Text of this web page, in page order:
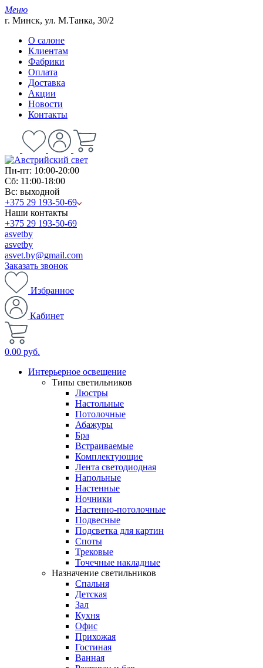
Меню
г. Минск, ул. М.Танка, 30/2
О салоне
Клиентам
Фабрики
Оплата
Доставка
Акции
Новости
Контакты
Пн-пт: 10:00-20:00
Сб: 11:00-18:00
Вс: выходной
+375 29 193-50-69
Наши контакты
+375 29 193-50-69
asvetby
asvetby
asvet.by@gmail.com
Заказать звонок
Избранное
Кабинет
0.00 руб.
Интерьерное освещение
Типы светильников
Люстры
Настольные
Потолочные
Абажуры
Бра
Встраиваемые
Комплектующие
Лента светодиодная
Напольные
Настенные
Ночники
Настенно-потолочные
Подвесные
Подсветка для картин
Споты
Трековые
Точечные накладные
Назначение светильников
Спальня
Детская
Зал
Кухня
Офис
Прихожая
Гостиная
Ванная